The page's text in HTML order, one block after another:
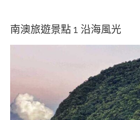
南澳旅遊景點 1 沿海風光